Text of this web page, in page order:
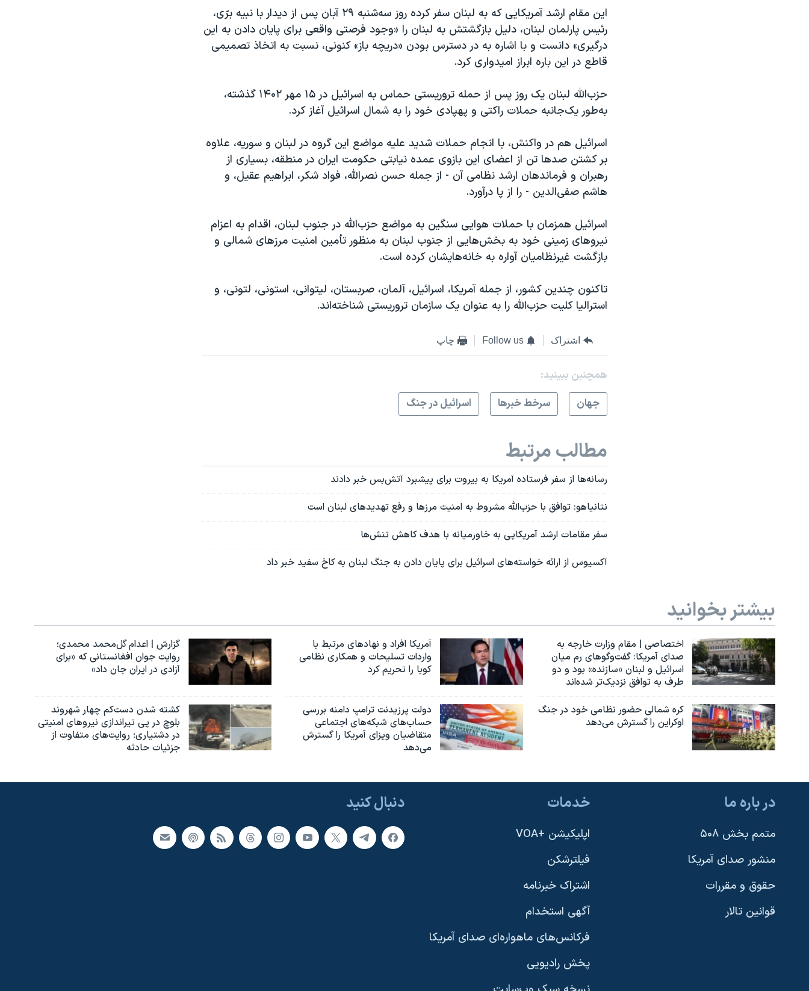
این مقام ارشد آمریکایی که به لبنان سفر کرده روز سه‌شنبه ۲۹ آبان پس از دیدار با نبیه برّی،
رئیس پارلمان لبنان، دلیل بازگشتش به لبنان را «وجود فرصتی واقعی برای پایان دادن به این
درگیری» دانست و با اشاره به در دسترس بودن «دریچه‌ باز» کنونی، نسبت به اتخاذ تصمیمی
قاطع در این باره ابراز امیدواری کرد.
حزب‌الله لبنان یک روز پس از حمله تروریستی حماس به اسرائیل در ۱۵ مهر ۱۴۰۲ گذشته،
به‌طور یک‌جانبه حملات راکتی و پهپادی خود را به شمال اسرائیل آغاز کرد.
اسرائیل هم در واکنش، با انجام حملات شدید علیه مواضع این گروه در لبنان و سوریه، علاوه
بر کشتن صدها تن از اعضای این بازوی عمده نیابتی حکومت ایران در منطقه، بسیاری از
رهبران و فرماندهان ارشد نظامی آن - از جمله حسن نصرالله، فواد شکر، ابراهیم عقیل، و
هاشم صفی‌الدین - را از پا درآورد.
اسرائیل همزمان با حملات هوایی سنگین به مواضع حزب‌الله در جنوب لبنان، اقدام به اعزام
نیروهای زمینی خود به بخش‌هایی از جنوب لبنان به منظور تأمین امنیت مرزهای شمالی و
بازگشت غیرنظامیان آواره به خانه‌هایشان کرده است.
تاکنون چندین کشور، از جمله آمریکا، اسرائیل، آلمان، صربستان، لیتوانی، استونی، لتونی، و
استرالیا کلیت حزب‌الله را به عنوان یک سازمان تروریستی شناخته‌اند.
اشتراک Follow us چاپ
همچنبن ببینید:
جهان
سرخط خبرها اسرائیل در جنگ
مطالب مرتبط
رسانه‌ها از سفر فرستاده آمریکا به بیروت برای پیشبرد آتش‌بس خبر دادند
نتانیاهو: توافق با حزب‌الله مشروط به امنیت مرزها و رفع تهدیدهای لبنان است
سفر مقامات ارشد آمریکایی به خاورمیانه با هدف کاهش تنش‌ها
آکسیوس از ارائه خواسته‌های اسرائیل برای پایان دادن به جنگ لبنان به کاخ سفید خبر داد
بیشتر بخوانید
اختصاصی | مقام وزارت خارجه به
صدای آمریکا: گفت‌وگوهای رم میان
اسرائیل و لبنان «سازنده» بود و دو
طرف به توافق نزدیک‌تر شده‌اند
آمریکا افراد و نهادهای مرتبط با
واردات تسلیحات و همکاری نظامی
کوبا را تحریم کرد
گزارش | اعدام گل‌محمد محمدی؛
روایت جوان افغانستانی که «برای
آزادی در ایران جان داد»
کره شمالی حضور نظامی خود در جنگ
اوکراین را گسترش می‌دهد
دولت پرزیدنت ترامپ دامنه بررسی
حساب‌های شبکه‌های اجتماعی
متقاضیان ویزای آمریکا را گسترش
می‌دهد
کشته شدن دست‌کم چهار شهروند
بلوچ در پی تیراندازی نیروهای امنیتی
در دشتیاری؛ روایت‌های متفاوت از
جزئیات حادثه
دنبال کنید در باره ما
متمم بخش ۵۰۸
منشور صدای آمریکا
حقوق و مقررات
قوانین تالار
خدمات
اپلیکیشن +VOA
فیلترشکن
اشتراک خبرنامه
آگهی استخدام
فرکانس‌های ماهواره‌ای صدای آمریکا
پخش رادیویی